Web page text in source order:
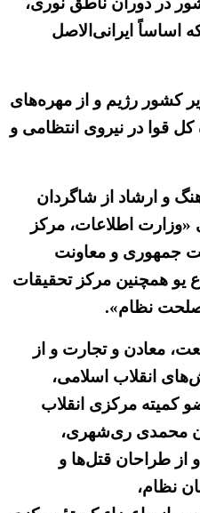
اساساً ایرانی‌الاصل
کشور رژیم و از مهره‌های
قوا در نیروی انتظامی و
و ارشاد از شاگردان
«وزارت اطلاعات، مرکز
جمهوری و معاونت
یو همچنین مرکز تحقیقات
نظام».
معادن و تجارت و از
انقلاب اسلامی،
مرکزی انقلاب
محمدی ری‌شهری،
از طراحان قتل‌ها و
نظام،